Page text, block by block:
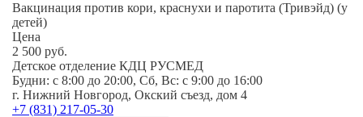
Вакцинация против кори, краснухи и паротита (Тривэйд) (у
детей)
Цена
2 500 руб.
Детское отделение КДЦ РУСМЕД
Будни: c 8:00 до 20:00, Сб, Вс: c 9:00 до 16:00
г. Нижний Новгород, Окский съезд, дом 4
+7 (831) 217-05-30